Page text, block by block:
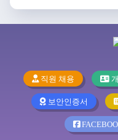
직원 채용
보안인증서